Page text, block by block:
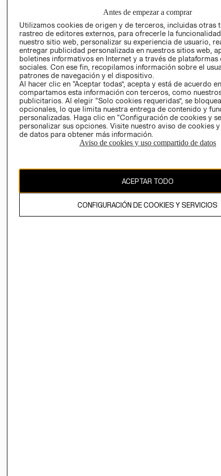
PRENSA
RELACIÓN CON
INVERSIONISTAS
POLÍTICA
EMPRESARIAL
- RETIRO EN
TIENDA
TÉRMINOS Y
CONDICIONES
PRIVACIDAD
GIFT CARD
AVISO DE
COOKIES
Uruguay ($U)
Antes de empezar a comprar
Utilizamos cookies de origen y de terceros, incluidas otras
rastreo de editores externos, para ofrecerle la
nuestro sitio web, personalizar su experiencia de usuario,
entregar publicidad personalizada en nuestros sitios web,
boletines informativos en Internet y a través de plataformas
sociales. Con ese fin, recopilamos información sobre el
patrones de navegación y el dispositivo.
Al hacer clic en “Aceptar todas”, acepta y está de acuerdo
compartamos esta información con terceros, como
publicitarios. Al elegir “Solo cookies requeridas”, se
opcionales, lo que limita nuestra entrega de contenido y
personalizadas. Haga clic en “Configuración de cookies y
personalizar sus opciones. Visite nuestro aviso de cookies
de datos para obtener más información.
Aviso de cookies y uso compartido de datos
ACEPTAR TODO
CONFIGURACIÓN DE COOKIES Y SERVICIOS